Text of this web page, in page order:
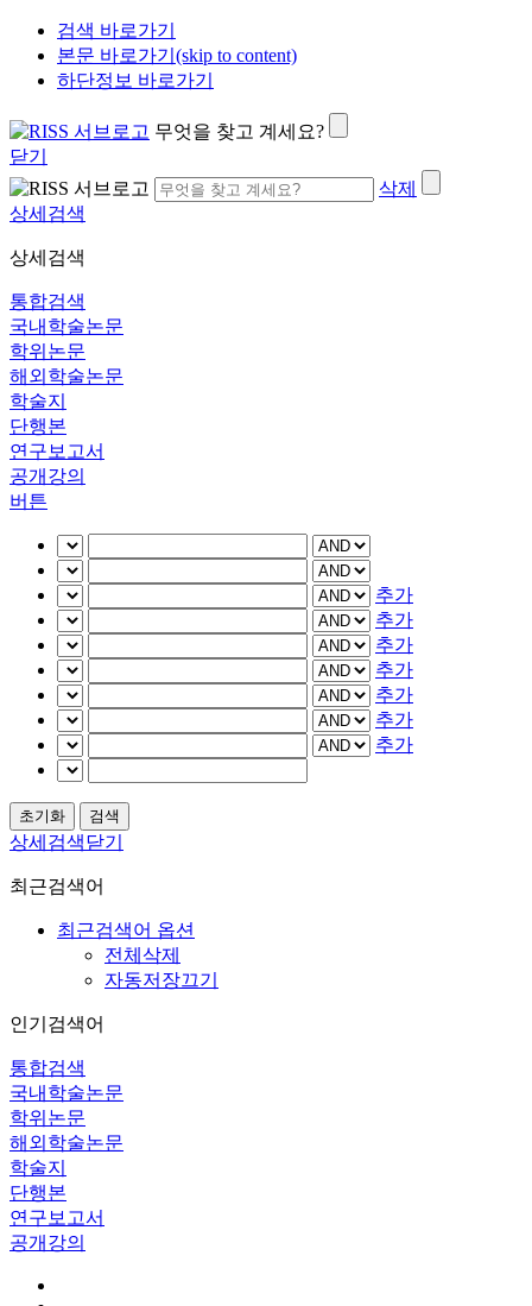
검색 바로가기
본문 바로가기(skip to content)
하단정보 바로가기
무엇을 찾고 계세요?
닫기
삭제
상세검색
상세검색
통합검색
국내학술논문
학위논문
해외학술논문
학술지
단행본
연구보고서
공개강의
버튼
추가
추가
추가
추가
추가
추가
추가
상세검색닫기
최근검색어
최근검색어 옵션
전체삭제
자동저장끄기
인기검색어
통합검색
국내학술논문
학위논문
해외학술논문
학술지
단행본
연구보고서
공개강의